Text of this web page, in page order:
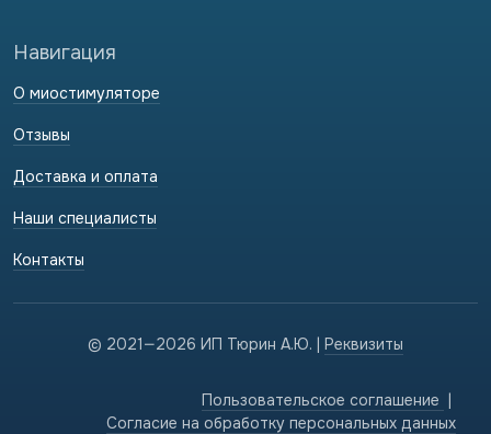
Навигация
О миостимуляторе
Отзывы
Доставка и оплата
Наши специалисты
Контакты
© 2021—2026 ИП Тюрин А.Ю. | Реквизиты
Пользовательское соглашение |
Cогласие на обработку персональных данных